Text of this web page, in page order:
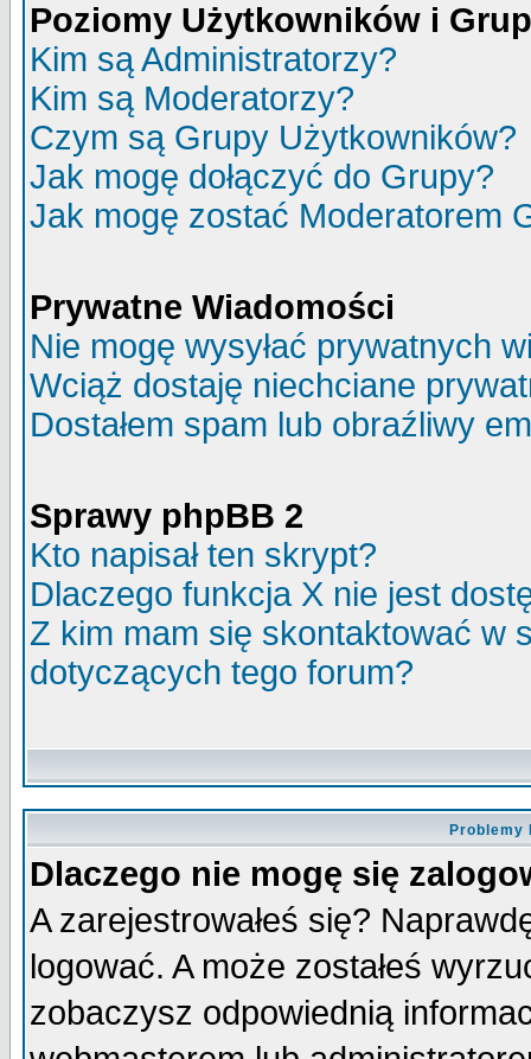
Poziomy Użytkowników i
Kim są Administratorzy?
Kim są Moderatorzy?
Czym są Grupy Użytkowników?
Jak mogę dołączyć do Grupy?
Jak mogę zostać Moderatorem
Prywatne Wiadomości
Nie mogę wysyłać prywatnych
Wciąż dostaję niechciane
Dostałem spam lub obraźliwy
Sprawy phpBB 2
Kto napisał ten skrypt?
Dlaczego funkcja X nie jest
Z kim mam się skontaktować w
dotyczących tego forum?
Problemy
Dlaczego nie mogę się
A zarejestrowałeś się?
logować. A może zostałeś
zobaczysz odpowiednią